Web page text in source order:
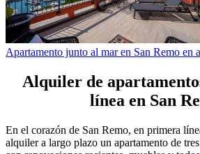
Apartamento junto al mar en San Remo en
Alquiler de
línea en San
En el corazón de San Remo, en primera
alquiler a largo plazo un apartamento de